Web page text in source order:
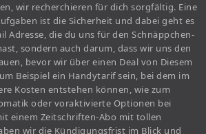
wir recherchieren für dich sorgfältig. Eine
ist die Sicherheit und dabei geht es
Adresse, die du uns für den Schnäppchen-
sondern auch darum, dass wir uns den
bevor wir über einen Deal von Diesem
Beispiel ein Handytarif sein, bei dem im
Kosten entstehen können, wie zum
oder voraktivierte Optionen bei
einem Zeitschriften-Abo mit tollen
wir die Kündigungsfrist im Blick und